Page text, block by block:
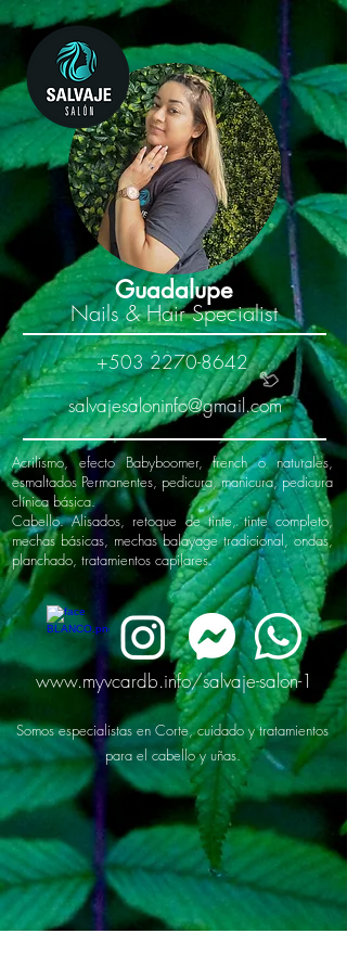
Nails & Hair Specialist
Guadalupe
+503 2270-8642
www.myvcardb.info/salvaje-salon-1
salvajesaloninfo@gmail.com
Somos especialistas en Corte, cuidado y tratamientos
para el cabello y uñas.
Acrilismo, efecto Babyboomer, french o naturales,
esmaltados Permanentes, pedicura, manicura, pedicura
clínica básica.
Cabello. Alisados, retoque de tinte, tinte completo,
mechas básicas, mechas balayage tradicional, ondas,
planchado, tratamientos capilares.